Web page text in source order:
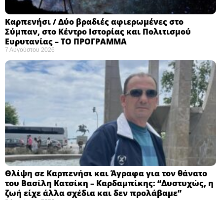
Καρπενήσι / Δύο βραδιές αφιερωμένες στο
Σύμπαν, στο Κέντρο Ιστορίας και Πολιτισμού
Ευρυτανίας – ΤΟ ΠΡΟΓΡΑΜΜΑ
7 Αυγούστου 2026
Θλίψη σε Καρπενήσι και Άγραφα για τον θάνατο
του Βασίλη Κατσίκη – Καρδαμπίκης: “Δυστυχώς, η
ζωή είχε άλλα σχέδια και δεν προλάβαμε”